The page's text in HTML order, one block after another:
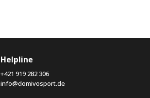
Helpline
+421 919 282 306
info@domivosport.de